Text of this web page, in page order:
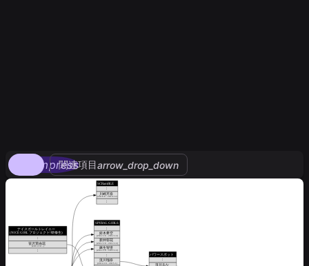
compress
関連項目arrow_drop_down